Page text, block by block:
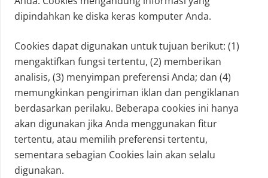
dipindahkan ke diska keras komputer Anda.
Cookies dapat digunakan untuk tujuan berikut: (1)
mengaktifkan fungsi tertentu, (2) memberikan
analisis, (3) menyimpan preferensi Anda; dan (4)
memungkinkan pengiriman iklan dan pengiklanan
berdasarkan perilaku. Beberapa cookies ini hanya
akan digunakan jika Anda menggunakan fitur
tertentu, atau memilih preferensi tertentu,
sementara sebagian Cookies lain akan selalu
digunakan.